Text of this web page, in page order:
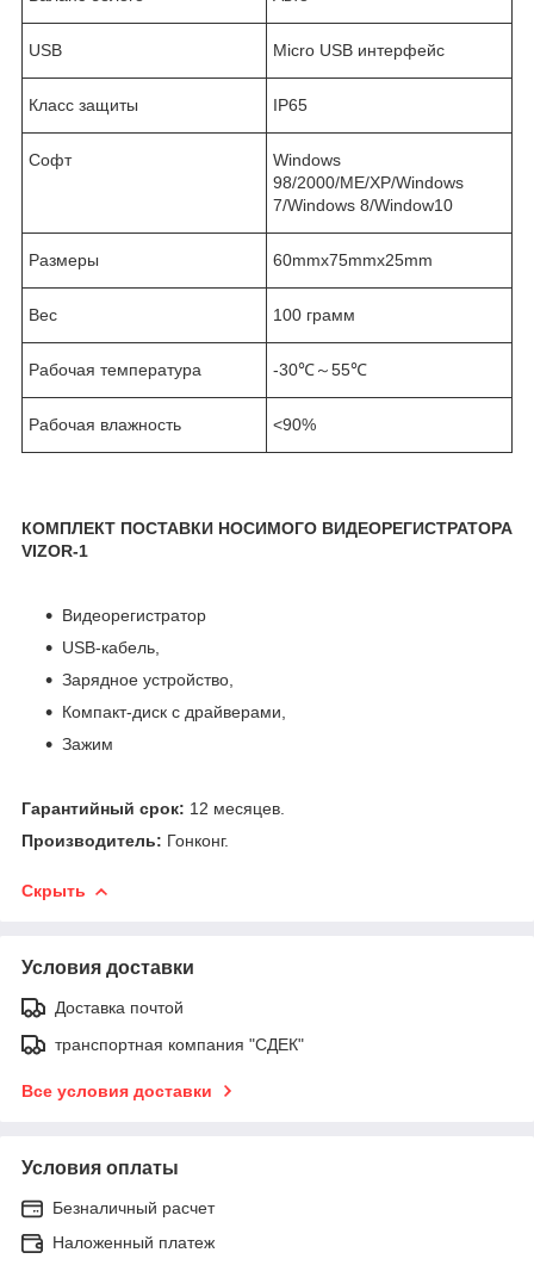
USB Micro USB интерфейс
Класс защиты IP65
Софт
Windows
98/2000/ME/XP/Windows
7/Windows 8/Window10
Размеры 60mmx75mmx25mm
Вес 100 грамм
Рабочая температура -30℃～55℃
Рабочая влажность <90%
КОМПЛЕКТ ПОСТАВКИ НОСИМОГО ВИДЕОРЕГИСТРАТОРА
VIZOR-1
Видеорегистратор
USB-кабель,
Зарядное устройство,
Компакт-диск с драйверами,
Зажим
Гарантийный срок: 12 месяцев.
Производитель: Гонконг.
Скрыть
Условия доставки
Доставка почтой
транспортная компания "СДЕК"
Все условия доставки
Условия оплаты
Безналичный расчет
Наложенный платеж